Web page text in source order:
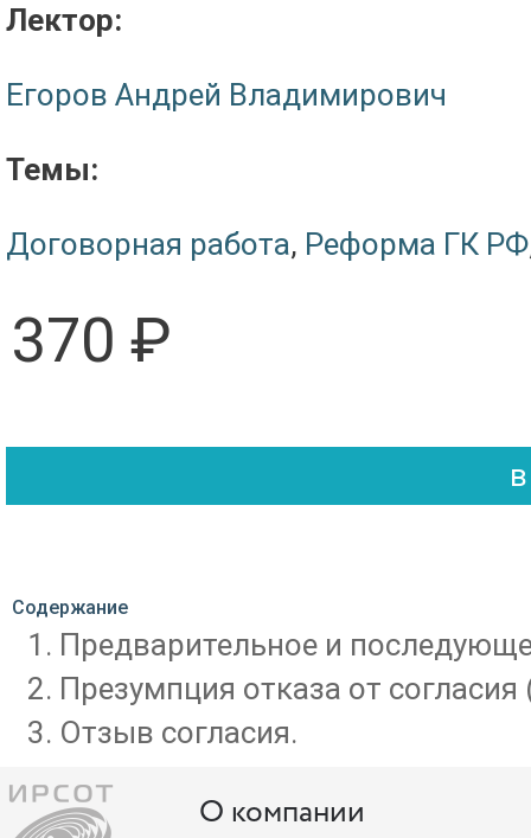
Лектор:
Егоров Андрей Владимирович
Темы:
Договорная работа, Реформа ГК РФ
370 ₽
Содержание
Предварительное и
Презумпция отказа от
Отзыв согласия.
О компании